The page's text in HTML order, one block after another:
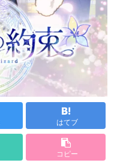
はてブ
コピー